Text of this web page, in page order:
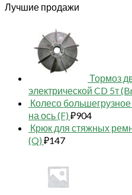
Лучшие продажи
Тормоз
электрической CD 5т
Колесо
на ось (F) ₽904
Крюк для стяжных
(Q) ₽147